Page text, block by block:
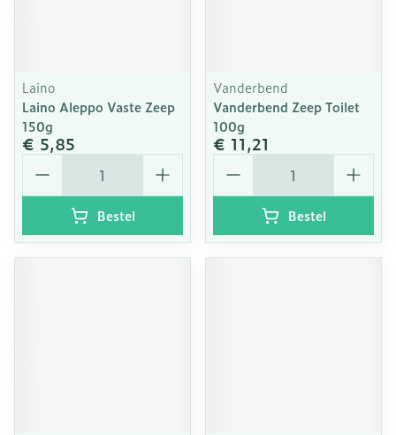
Laino
Laino Aleppo Vaste Zeep
150g
€ 5,85
Aantal
Bestel
Vanderbend
Vanderbend Zeep Toilet
100g
€ 11,21
Aantal
Bestel